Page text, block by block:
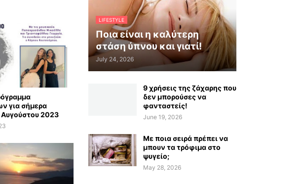
για σήμερα
2023
LIFESTYLE
Ποια είναι η καλύτερη
στάση ύπνου και γιατί!
July 24, 2026
9 χρήσεις της ζάχαρης που
δεν μπορούσες να
φανταστείς!
June 19, 2026
Με ποια σειρά πρέπει να
μπουν τα τρόφιμα στο
ψυγείο;
May 28, 2026